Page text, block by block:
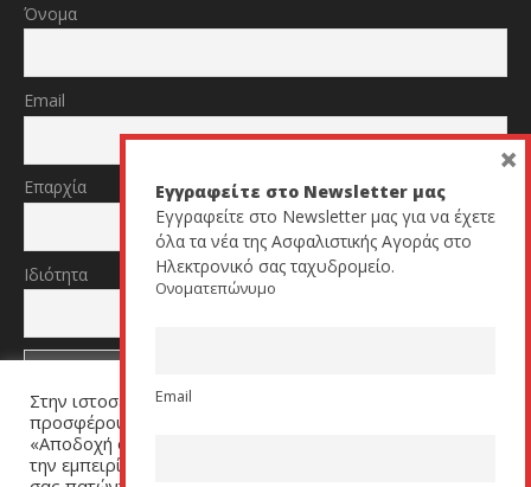
Όνομα
Email
Επαρχία
Ιδιότητα
TikTok
YouTube
Στην ιστοσελίδα μας χρησιμοποιούμε cookies για να σας
προσφέρουμε μία εξατομικευμένη εμπειρία. Πατήστε
«Αποδοχή όλων» για να μας βοηθήσετε να βελτιώσουμε
την εμπειρία σας. Μπορείτε να αλλάξετε τις ρυθμίσεις
Εγγραφείτε στο Newsletter μας
Εγγραφείτε στο Newsletter μας για να έχετε
όλα τα νέα της Ασφαλιστικής Αγοράς στο
Ηλεκτρονικό σας ταχυδρομείο.
Ονοματεπώνυμο
Email
×